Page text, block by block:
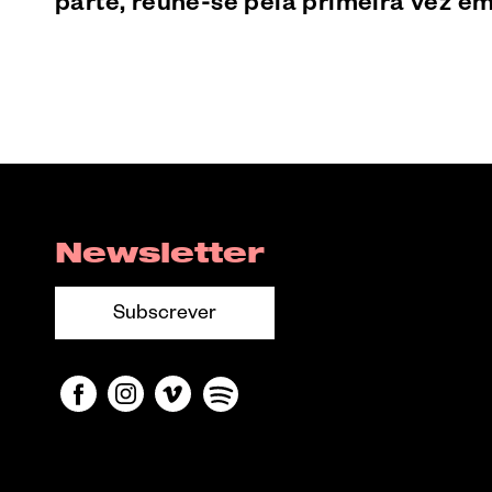
parte, reúne-se pela primeira vez
Newsletter
Subscrever